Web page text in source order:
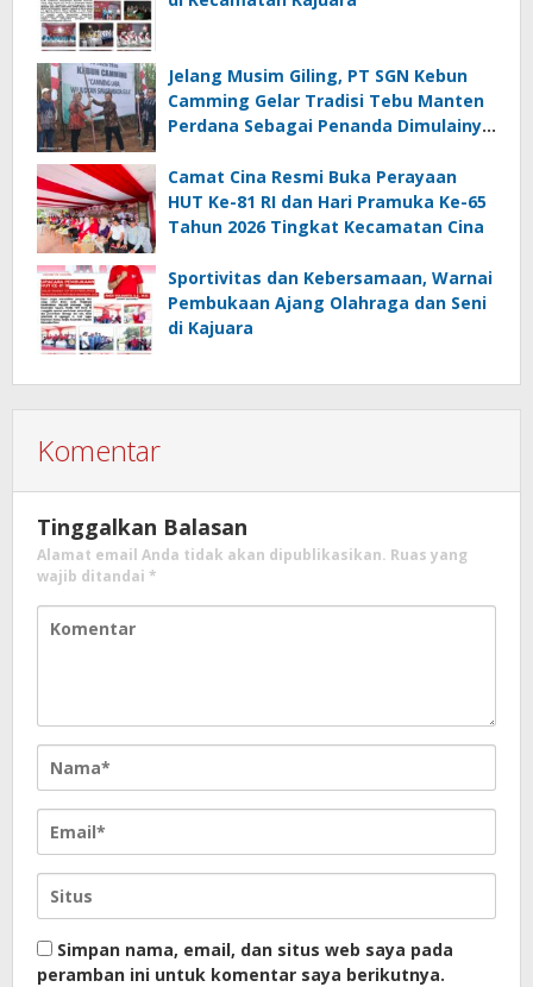
Jelang Musim Giling, PT SGN Kebun
Camming Gelar Tradisi Tebu Manten
Perdana Sebagai Penanda Dimulainya
Camat Cina Resmi Buka Perayaan
HUT Ke-81 RI dan Hari Pramuka Ke-65
Tahun 2026 Tingkat Kecamatan Cina
Sportivitas dan Kebersamaan, Warnai
Pembukaan Ajang Olahraga dan Seni
di Kajuara
Komentar
Tinggalkan Balasan
Alamat email Anda tidak akan dipublikasikan. Ruas yang
wajib ditandai *
Simpan nama, email, dan situs web saya pada
peramban ini untuk komentar saya berikutnya.